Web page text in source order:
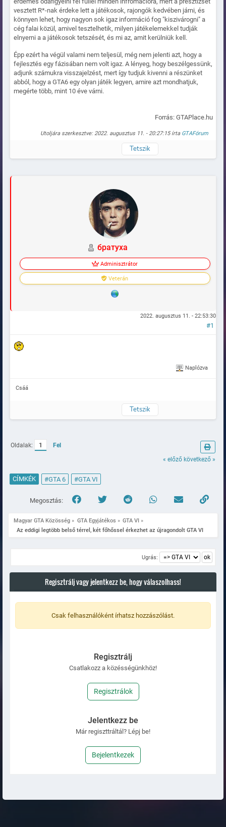
vesztett R*-nak érdeke lett a játékosok, rajongók kedvében járni, és
könnyen lehet, hogy nagyon sok igaz információ fog "kiszivárogni" a
cég falai közül, amivel tesztelhetik, milyen játékelemekkel tudják
elnyerni a a játékosok tetszését, és mi az, amit kerülniük kell.
Épp ezért ha végül valami nem teljesül, még nem jelenti azt, hogy a
fejlesztés egy fázisában nem volt igaz. A lényeg, hogy beszélgessünk,
adjunk számukra visszajelzést, mert így tudjuk kivenni a részünket
abból, hogy a GTA6 egy olyan játék legyen, amire azt mondhatjuk,
megérte több, mint 10 éve várni.
Forrás: GTAPlace.hu
Utoljára szerkesztve: 2022. augusztus 11. - 20:27:15 írta GTAFórum
Tetszik
братуха
Adminisztrátor
Veterán
2022. augusztus 11. - 22:53:30
#1
Naplózva
Csáá
Tetszik
Oldalak: 1
Fel
« előző következő »
CÍMKÉK #GTA 6 #GTA VI
Megosztás:
Magyar GTA Közösség » GTA Egyjátékos » GTA VI »
Az eddigi legtöbb belső térrel, két főhőssel érkezhet az újragondolt GTA VI
Ugrás:
Regisztrálj vagy jelentkezz be, hogy válaszolhass!
Csak felhasználóként írhatsz hozzászólást.
Regisztrálj
Csatlakozz a közésségünkhöz!
Regisztrálok
Jelentkezz be
Már regiszttráltál? Lépj be!
Bejelentkezek